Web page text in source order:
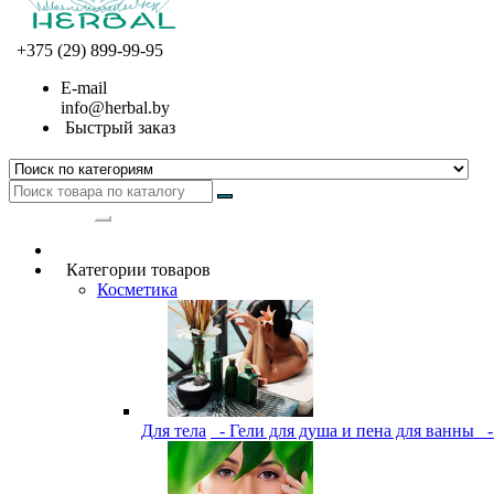
+375 (29) 899-99-95
E-mail
info@herbal.by
Быстрый заказ
Категории товаров
Косметика
Для тела - Гели для душа и пена для ванны